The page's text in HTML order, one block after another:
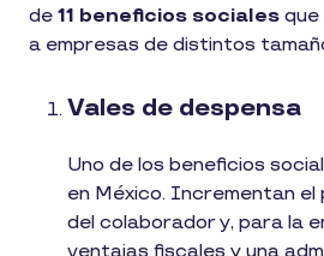
de 11 beneficios sociales
a empresas de distintos
Vales de despensa
Uno de los beneficios
en México. Incrementan el
del colaborador y, para la